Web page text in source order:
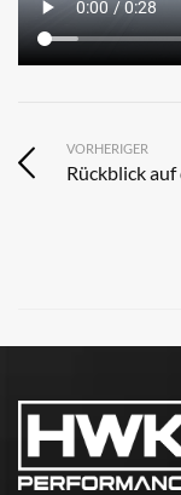
VORHERIGER
Rückblick auf